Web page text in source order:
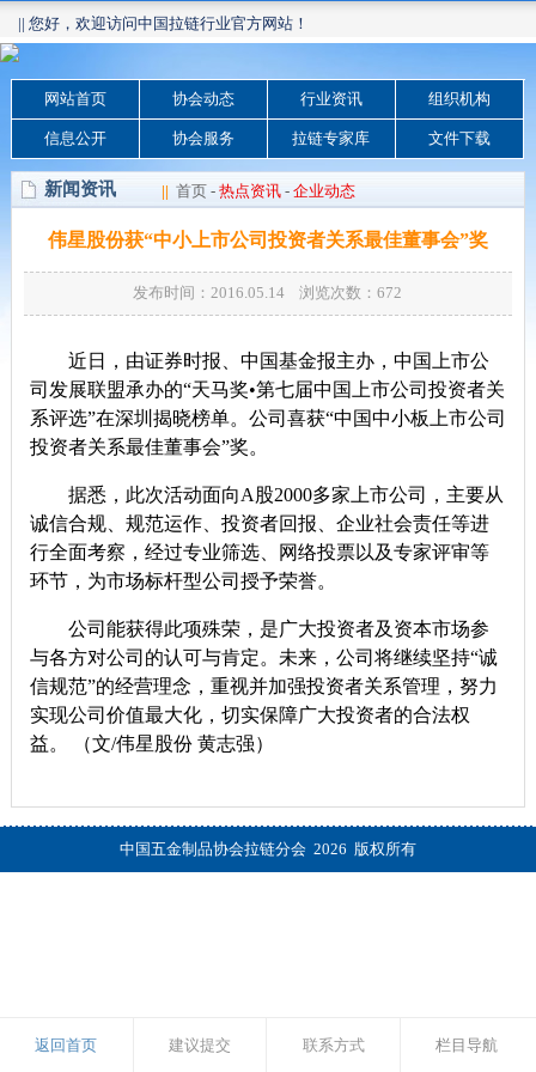
|| 您好，欢迎访问中国拉链行业官方网站！
网站首页 协会动态 行业资讯 组织机构
信息公开 协会服务 拉链专家库 文件下载
新闻资讯 || 首页- 热点资讯- 企业动态
伟星股份获“中小上市公司投资者关系最佳董事会”奖
发布时间：2016.05.14 浏览次数：672
近日，由证券时报、中国基金报主办，中国上市公
司发展联盟承办的“天马奖•第七届中国上市公司投资者关
系评选”在深圳揭晓榜单。公司喜获“中国中小板上市公司
投资者关系最佳董事会”奖。
据悉，此次活动面向A 股2000多家上市公司，主要从
诚信合规、规范运作、投资者回报、企业社会责任等进
行全面考察，经过专业筛选、网络投票以及专家评审等
环节，为市场标杆型公司授予荣誉。
公司能获得此项殊荣，是广大投资者及资本市场参
与各方对公司的认可与肯定。未来，公司将继续坚持“诚
信规范”的经营理念，重视并加强投资者关系管理，努力
实现公司价值最大化，切实保障广大投资者的合法权
益。 （文/伟星股份 黄志强）
中国五金制品协会拉链分会 2026 版权所有
返回首页 建议提交 联系方式 栏目导航